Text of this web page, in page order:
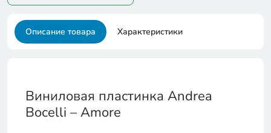
Описание товара Характеристики
Виниловая пластинка Andrea
Bocelli – Amore